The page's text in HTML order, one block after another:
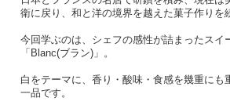
衛に戻り、和と洋の境界を越えた菓子作りを
今回学ぶのは、シェフの感性が詰まったスイ
「Blanc(ブラン)」。
白をテーマに、香り・酸味・食感を幾重にも
一品です。